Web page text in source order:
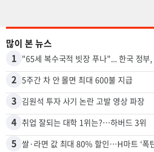
많이 본 뉴스
1
2 5주간 차 안 몰면 최대 600불 지급
3 김원석 투자 사기 논란 고발 영상 파장
4 취업 잘되는 대학 1위는?…하버드 3위
5 쌀·라면 값 최대 80% 할인…H마트 ‘폭